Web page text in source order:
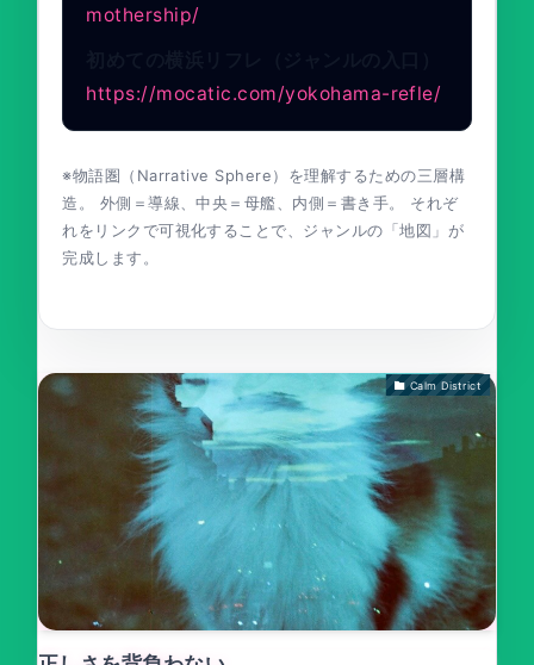
mothership/
https://mocatic.com/yokohama-refle/
※物語圏（Narrative Sphere）を理解するための三層構
造。 外側＝導線、中央＝母艦、内側＝書き手。 それぞ
れをリンクで可視化することで、ジャンルの「地図」が
完成します。
Calm District